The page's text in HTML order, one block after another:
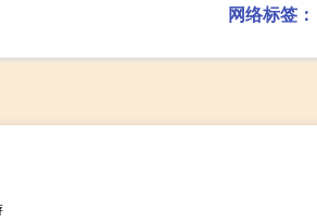
网络标签：